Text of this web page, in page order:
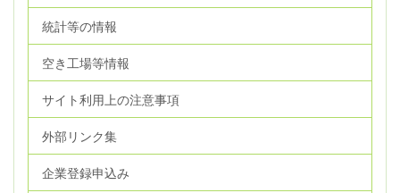
統計等の情報
空き工場等情報
サイト利用上の注意事項
外部リンク集
企業登録申込み